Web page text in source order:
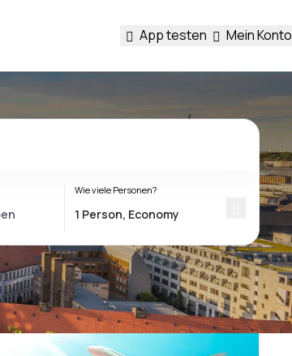
App testen Mein Konto
Wie viele Personen?